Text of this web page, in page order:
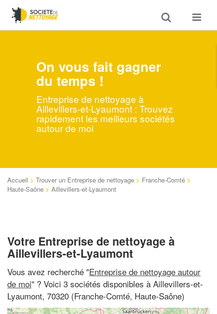
Toggle
search
Toggle
On vous fait gagner
du temps !
Entreprise de nettoyage à
Aillevillers-et-Lyaumont : Trouvez
rapidement les meilleurs sociétés
autour de moi
Accueil > Trouver un Entreprise de nettoyage > Franche-Comté >
Haute-Saône > Aillevillers-et-Lyaumont
Votre Entreprise de nettoyage à
Aillevillers-et-Lyaumont
Vous avez recherché "Entreprise de nettoyage autour
de moi" ? Voici 3 sociétés disponibles à Aillevillers-et-
Lyaumont, 70320 (Franche-Comté, Haute-Saône)